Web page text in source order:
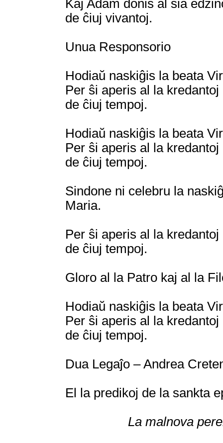
Kaj Adam donis al sia
de ĉiuj vivantoj.
Unua Responsorio
Hodiaŭ naskiĝis la beata
Per ŝi aperis al la
de ĉiuj tempoj.
Hodiaŭ naskiĝis la beata
Per ŝi aperis al la
de ĉiuj tempoj.
Sindone ni celebru la
Maria.
Per ŝi aperis al la
de ĉiuj tempoj.
Gloro al la Patro kaj al la
Hodiaŭ naskiĝis la beata
Per ŝi aperis al la
de ĉiuj tempoj.
Dua Legaĵo – Andrea
El la predikoj de la sankta
La malnova